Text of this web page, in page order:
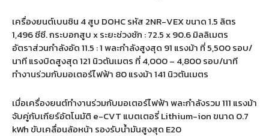
เครื่องยนต์เบนซิน 4 สูบ DOHC รหัส 2NR-VEX ขนาด 1.5 ลิตร
1,496 ซีซี. กระบอกสูบ x ระยะช่วงชัก : 72.5 x 90.6 มิลลิเมตร
อัตราส่วนกำลังอัด 11.5 : 1 พละกำลังสูงสุด 91 แรงม้า ที่ 5,500 รอบ/
นาที แรงบิดสูงสุด 121 นิวตันเมตร ที่ 4,000 – 4,800 รอบ/นาที
ทำงานร่วมกับมอเตอร์ไฟฟ้า 80 แรงม้า 141 นิวตันเมตร
เมื่อเครื่องยนต์ทำงานร่วมกับมอเตอร์ไฟฟ้า พละกำลังรวม 111 แรงม้า
จับคู่กับเกียร์อัตโนมัติ e-CVT แบตเตอรี่ Lithium-ion ขนาด 0.7
kWh ขับเคลื่อนล้อหน้า รองรับน้ำมันสูงสุด E20